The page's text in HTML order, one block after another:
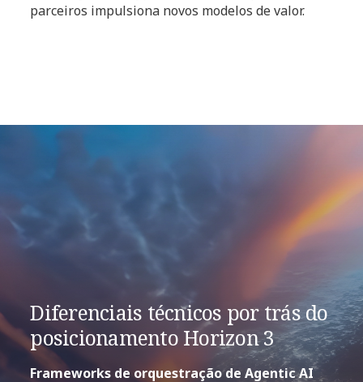
parceiros impulsiona novos modelos de valor.
Diferenciais técnicos por trás do
posicionamento Horizon 3
Frameworks de orquestração de Agentic AI